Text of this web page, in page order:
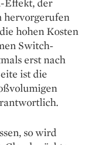
hervorgerufen
hohen Kosten
Switch-
erst nach
ist die
so wird